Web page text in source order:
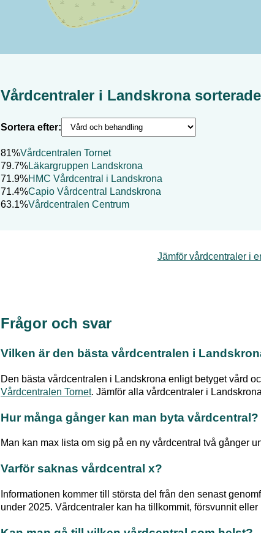
Vårdcentraler i Landskrona
Sortera efter:
81%Vårdcentralen Tornet
79.7%Läkargruppen Landskrona
71.9%HMC Vårdcentral i Landskrona
71.4%Capio Vårdcentral Landskrona
63.1%Vårdcentralen Centrum
Jämför vårdcentraler i
Frågor och svar
Vilken är den bästa vårdcentralen i
Den bästa vårdcentralen i Landskrona enligt betyget vård
Vårdcentralen Tornet. Jämför alla vårdcentraler i Landskrona
Hur många gånger kan man byta vårdcentral?
Man kan max lista om sig på en ny vårdcentral två gånger
Varför saknas vårdcentral x?
Informationen kommer till största del från den senast
under 2025. Vårdcentraler kan ha tillkommit, försvunnit eller
Kan man gå till vilken vårdcentral som helst?